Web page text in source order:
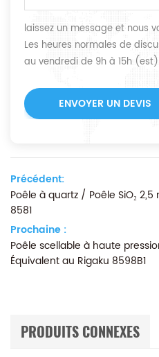
laissez un message et nous
Les heures normales de
au vendredi de 9h à 15h (est)
ENVOYER UN DEVIS
Précédent:
Poêle à quartz / Poêle SiO₂
8581
Prochaine :
Poêle scellable à haute
Équivalent au Rigaku 8598B1
PRODUITS CONNEXES